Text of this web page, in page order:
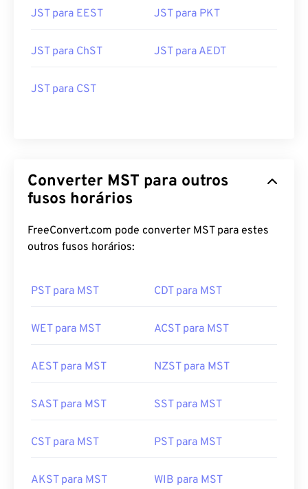
JST para EEST JST para PKT
JST para ChST JST para AEDT
JST para CST
Converter MST para outros
fusos horários
FreeConvert.com pode converter MST para estes
outros fusos horários:
PST para MST CDT para MST
WET para MST ACST para MST
AEST para MST NZST para MST
SAST para MST SST para MST
CST para MST PST para MST
AKST para MST WIB para MST